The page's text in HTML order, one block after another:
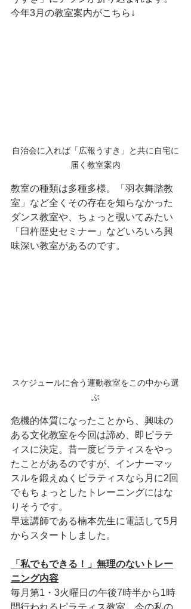
今年3月の教室案内がこちら↓
自治会に入れば「広報うすき」と共に自宅に
届く教室案内
教室の種類は多種多様。「羽衣舞踏教
室」など全くその存在を知らなかった
ダンス教室や、ちょっと覗いてみたい
「臼杵歴史セミナー」などいろいろ興
味深い教室があるのです。
スケジュールに合う運動教室をこの中から選
ぶ
危機的体質になったことから、興味の
ある文化教室を今回は諦め、即ピラテ
ィスに決定。昔一度ピラティスをやっ
たことがあるのですが、インナーマッ
スルを鍛えぬくピラティスなら月に2回
でもちょっとしたトレーニングにはな
りそうです。
早速講師である楠本先生に電話して5月
からスタートしました。
「私でもできる！」無理のないトレー
ニング内容
毎月第1・3火曜日の午後7時半から1時